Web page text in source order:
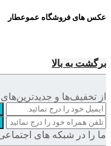
عکس های فروشگاه عموعطار
برگشت به بالا
از تخفیف‌ها و
ما را در شبکه های اجتماعی